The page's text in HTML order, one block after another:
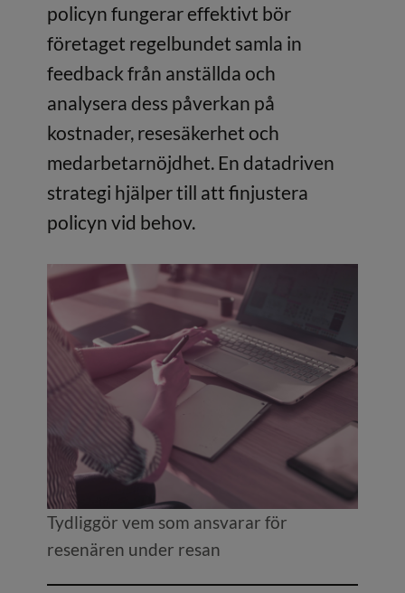
policyn fungerar effektivt bör
företaget regelbundet samla in
feedback från anställda och
analysera dess påverkan på
kostnader, resesäkerhet och
medarbetarnöjdhet. En datadriven
strategi hjälper till att finjustera
policyn vid behov.
Tydliggör vem som ansvarar för
resenären under resan